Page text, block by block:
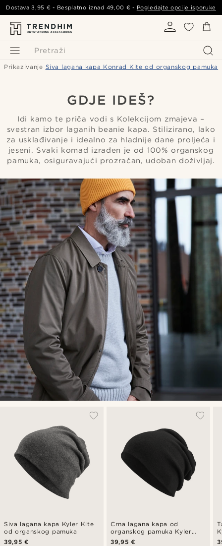
Pretraži
Dostava3,95 € - Besplatno iznad 49,00 € - Pogledajte opcije isporuke
Prikazivanje Siva lagana kapa Konrad Kite od organskog pamuka
GDJE IDEŠ?
Idi kamo te priča vodi s Kolekcijom zmajeva –
svestran izbor laganih beanie kapa. Stilizirano, lako
za usklađivanje i idealno za hladnije dane proljeća i
jeseni. Svaki komad izrađen je od 100% organskog
pamuka, osiguravajući prozračan, udoban doživljaj.
Siva lagana kapa Kyler Kite
od organskog pamuka
39,95 €
Crna lagana kapa od
organskog pamuka Kyler
Kite
39,95 €